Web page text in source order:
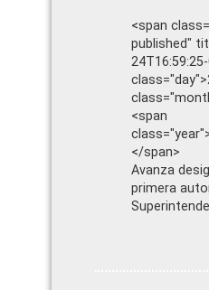
<span
published"
<span
</span>
Avanza
primera